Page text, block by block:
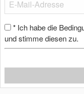
* Ich habe die
und stimme diesen zu.